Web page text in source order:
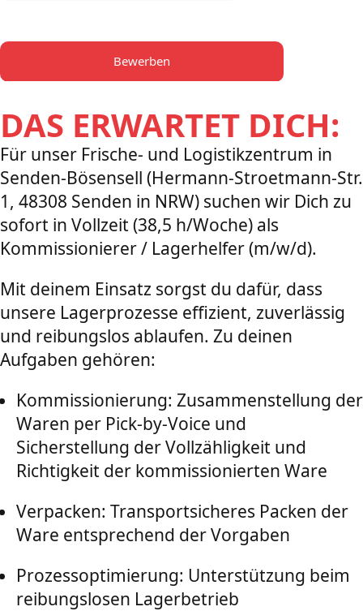
Bewerben
DAS ERWARTET DICH:
Für unser Frische- und Logistikzentrum in
Senden-Bösensell (Hermann-Stroetmann-Str.
1, 48308 Senden in NRW) suchen wir Dich zu
sofort in Vollzeit (38,5 h/Woche) als
Kommissionierer / Lagerhelfer (m/w/d).
Mit deinem Einsatz sorgst du dafür, dass
unsere Lagerprozesse effizient, zuverlässig
und reibungslos ablaufen. Zu deinen
Aufgaben gehören:
Kommissionierung: Zusammenstellung der
Waren per Pick-by-Voice und
Sicherstellung der Vollzähligkeit und
Richtigkeit der kommissionierten Ware
Verpacken: Transportsicheres Packen der
Ware entsprechend der Vorgaben
Prozessoptimierung: Unterstützung beim
reibungslosen Lagerbetrieb